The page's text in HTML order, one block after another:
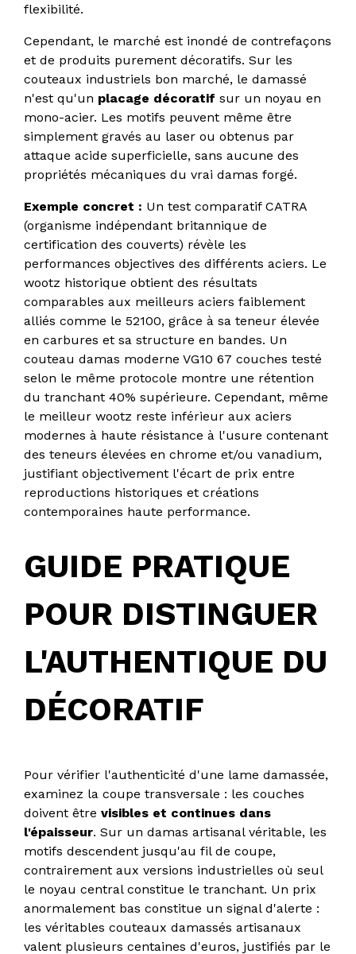
flexibilité.
Cependant, le marché est inondé de contrefaçons
et de produits purement décoratifs. Sur les
couteaux industriels bon marché, le damassé
n'est qu'un placage décoratif sur un noyau en
mono-acier. Les motifs peuvent même être
simplement gravés au laser ou obtenus par
attaque acide superficielle, sans aucune des
propriétés mécaniques du vrai damas forgé.
Exemple concret : Un test comparatif CATRA
(organisme indépendant britannique de
certification des couverts) révèle les
performances objectives des différents aciers. Le
wootz historique obtient des résultats
comparables aux meilleurs aciers faiblement
alliés comme le 52100, grâce à sa teneur élevée
en carbures et sa structure en bandes. Un
couteau damas moderne VG10 67 couches testé
selon le même protocole montre une rétention
du tranchant 40% supérieure. Cependant, même
le meilleur wootz reste inférieur aux aciers
modernes à haute résistance à l'usure contenant
des teneurs élevées en chrome et/ou vanadium,
justifiant objectivement l'écart de prix entre
reproductions historiques et créations
contemporaines haute performance.
GUIDE PRATIQUE
POUR DISTINGUER
L'AUTHENTIQUE DU
DÉCORATIF
Pour vérifier l'authenticité d'une lame damassée,
examinez la coupe transversale : les couches
doivent être visibles et continues dans
l'épaisseur. Sur un damas artisanal véritable, les
motifs descendent jusqu'au fil de coupe,
contrairement aux versions industrielles où seul
le noyau central constitue le tranchant. Un prix
anormalement bas constitue un signal d'alerte :
les véritables couteaux damassés artisanaux
valent plusieurs centaines d'euros, justifiés par le